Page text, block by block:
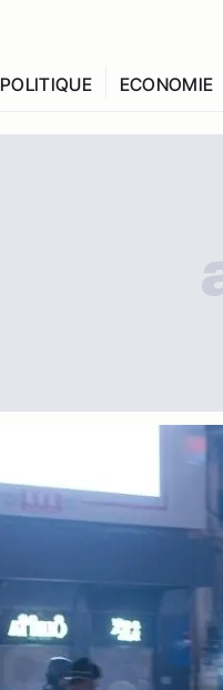
POLITIQUE ECONOMIE